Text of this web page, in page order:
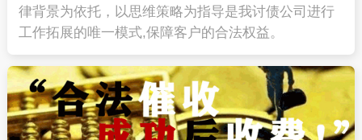
律背景为依托，以思维策略为指导是我讨债公司进行
工作拓展的唯一模式,保障客户的合法权益。